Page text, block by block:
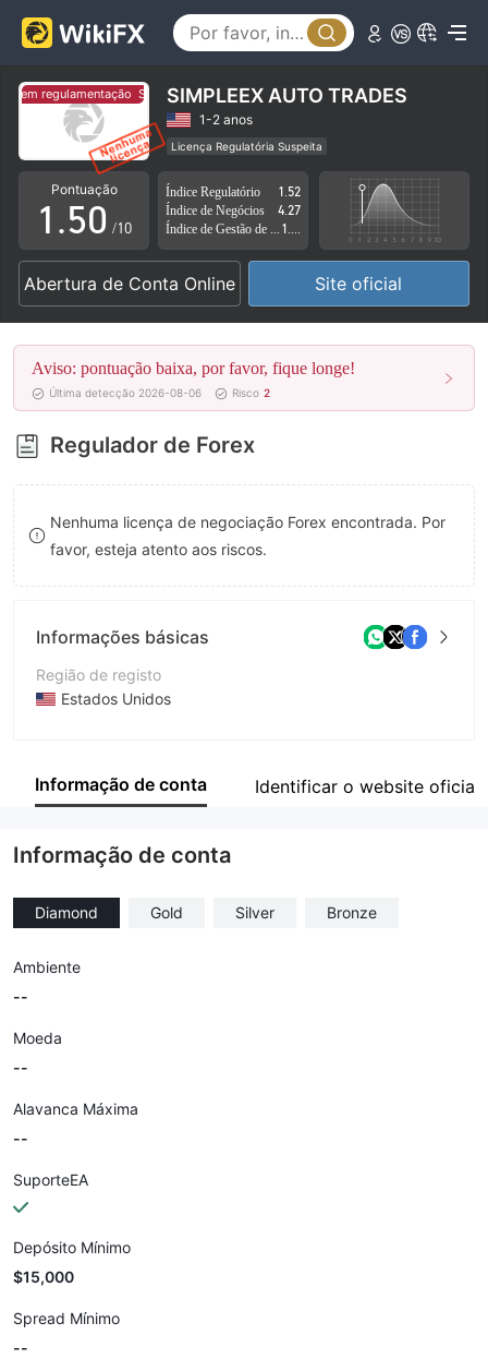
Sem regulamentação Sem regulamentação
SIMPLEEX AUTO TRADES
1-2 anos
Licença Regulatória Suspeita
Região de negócios suspeita
Risco potencial alto
Pontuação
0
1
2
3
4
5
6
7
8
9
.
1
2
3
4
5
6
7
8
9
0
1
2
3
4
5
6
7
8
/10
Índice Regulatório
1.52
Índice de Negócios
4.27
Abertura de Conta Online Site oficial
Aviso: pontuação baixa, por favor, fique longe!
Última detecção 2026-08-06 Risco 2
Regulador de Forex
Nenhuma licença de negociação Forex encontrada. Por
favor, esteja atento aos riscos.
Informações básicas
Região de registo
Estados Unidos
Empresa
Informação de conta Identificar o website oficial
Informação de conta
Diamond Gold Silver Bronze
Ambiente
--
Moeda
--
Alavanca Máxima
--
SuporteEA
Depósito Mínimo
$15,000
Spread Mínimo
--